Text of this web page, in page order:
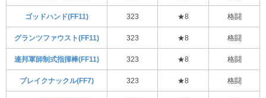
ゴッドハンド(FF11) 323 ★8 格闘
グランツファウスト(FF11) 323 ★8 格闘
連邦軍師制式指揮棒(FF11) 323 ★8 格闘
ブレイクナックル(FF7) 323 ★8 格闘